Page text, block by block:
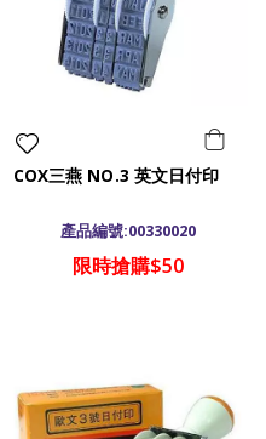
COX三燕 NO.3 英文日付印
產品編號:00330020
限時搶購$50